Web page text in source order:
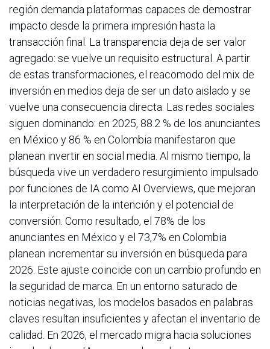
región demanda plataformas capaces de demostrar
impacto desde la primera impresión hasta la
transacción final. La transparencia deja de ser valor
agregado: se vuelve un requisito estructural. A partir
de estas transformaciones, el reacomodo del mix de
inversión en medios deja de ser un dato aislado y se
vuelve una consecuencia directa. Las redes sociales
siguen dominando: en 2025, 88.2 % de los anunciantes
en México y 86 % en Colombia manifestaron que
planean invertir en social media. Al mismo tiempo, la
búsqueda vive un verdadero resurgimiento impulsado
por funciones de IA como AI Overviews, que mejoran
la interpretación de la intención y el potencial de
conversión. Como resultado, el 78% de los
anunciantes en México y el 73,7% en Colombia
planean incrementar su inversión en búsqueda para
2026. Este ajuste coincide con un cambio profundo en
la seguridad de marca. En un entorno saturado de
noticias negativas, los modelos basados en palabras
claves resultan insuficientes y afectan el inventario de
calidad. En 2026, el mercado migra hacia soluciones